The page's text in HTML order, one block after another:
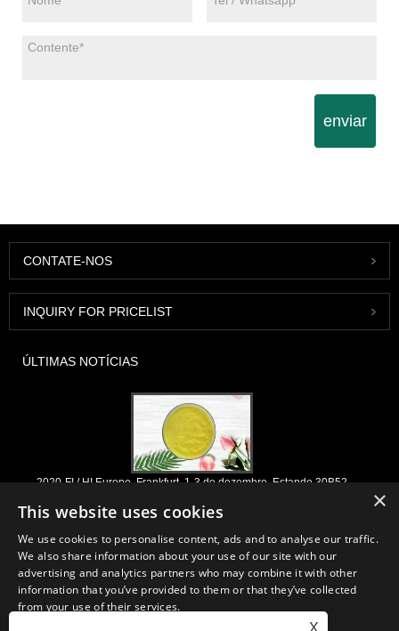
enviar
CONTATE-NOS
INQUIRY FOR PRICELIST
ÚLTIMAS NOTÍCIAS
2020-FI / HI Europe, Frankfurt, 1-3 de dezembro, Estande 30B52
2021/03/30
Nós desenvolvemos, comercializamos e distribuímos os ingredientes e
produtos essenciais para nutracêuticos, suplementos e indústrias de
alimentos e bebidas funcionais a partir de fábricas primárias localizadas
na China, Japão e Coréia, onde temos muitos anos de experiência e
estamos muito bem estabelecidos. Nossa experiência e reputação em
sourcing beneficiam nossos parceiros em todo o mundo.
X
×
This website uses cookies
We use cookies to personalise content, ads and to analyse our traffic.
We also share information about your use of our site with our
advertising and analytics partners who may combine it with other
information that you’ve provided to them or that they’ve collected
from your use of their services.